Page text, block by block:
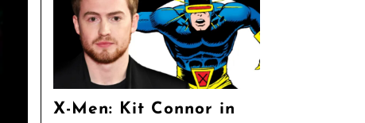
X-Men: Kit Connor in